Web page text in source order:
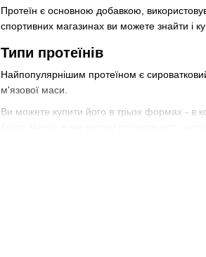
Протеїн є основною добавкою,
спортивних магазинах ви можете знайти і
Типи протеїнів
Найпопулярнішим протеїном є
м'язової маси.
Ви можете купити його в трьох формах - в